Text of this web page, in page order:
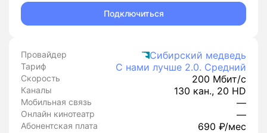
Подключиться
Провайдер Сибирский медведь
Тариф С нами лучше 2.0. Средний
Скорость 200 Мбит/с
Каналы 130 кан., 20 HD
Мобильная связь —
Онлайн кинотеатр —
Абонентская плата 690 ₽/мес